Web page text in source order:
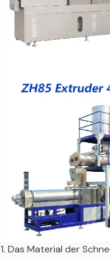
1. Das Material der